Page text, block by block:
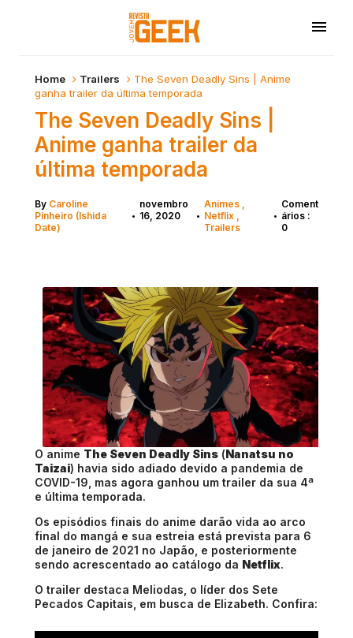
Home Trailers
The Seven Deadly Sins | Anime
ganha trailer da última temporada
The Seven Deadly Sins |
Anime ganha trailer da
última temporada
By Caroline
Pinheiro (Ishida
Date)
•
novembro
16, 2020
•
Animes
Netflix
Trailers
•
Coment
ários :
0
O anime The Seven Deadly Sins (Nanatsu no
Taizai) havia sido adiado devido a pandemia de
COVID-19, mas agora ganhou um trailer da sua 4ª
e última temporada.
Os episódios finais do anime darão vida ao arco
final do mangá e sua estreia está prevista para 6
de janeiro de 2021 no Japão, e posteriormente
sendo acrescentado ao catálogo da Netflix.
O trailer destaca Meliodas, o líder dos Sete
Pecados Capitais, em busca de Elizabeth. Confira: